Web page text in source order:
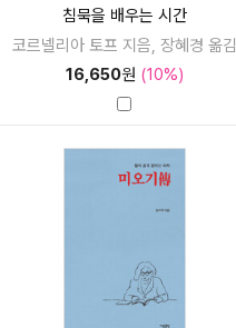
침묵을 배우는 시간
코르넬리아 토프 지음, 장혜경 옮김
16,650원 (10%)